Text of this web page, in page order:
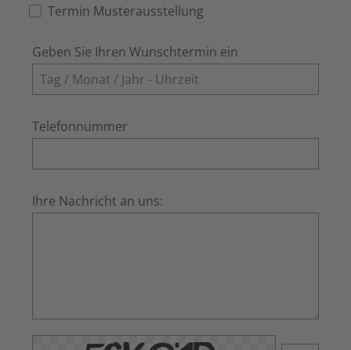
Termin Musterausstellung
Geben Sie Ihren Wunschtermin ein
Telefonnummer
Ihre Nachricht an uns: